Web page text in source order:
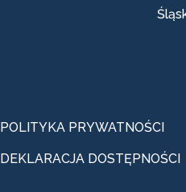
POLITYKA PRYWATNOŚCI
DEKLARACJA DOSTĘPNOŚCI